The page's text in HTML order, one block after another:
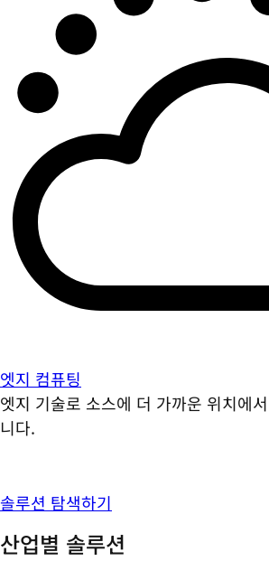
엣지 컴퓨팅
엣지 기술로 소스에 더 가까운 위치에
니다.
솔루션 탐색하기
산업별 솔루션